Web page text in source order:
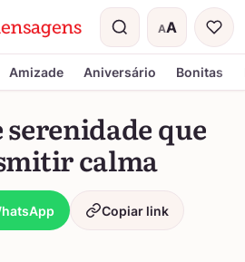
AA
Tamanho do
Amizade Aniversário Bonitas
serenidade que
calma
Copiar link